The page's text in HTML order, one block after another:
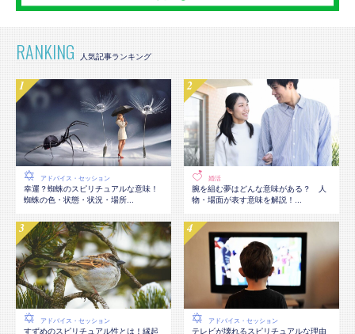
RANKING
アドバイス・セッション
幸運？蜘蛛のスピリチュアルな意味！
蜘蛛の色・状態・状況・場所...
婚活
腕を組む夢はどんな意味がある？ 人
物・場面が表す意味を解説！...
アドバイス・セッション
すずめのスピリチュアル性とは！縁起
アドバイス・セッション
テレビが壊れるスピリチュアルな理由